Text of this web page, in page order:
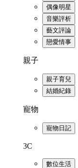
偶像明星
音樂評析
藝文評論
戀愛情事
親子
親子育兒
結婚紀錄
寵物
寵物日記
3C
數位生活